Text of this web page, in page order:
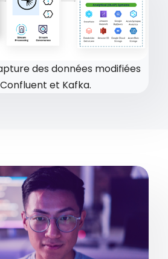
des données modifiées
et Kafka.